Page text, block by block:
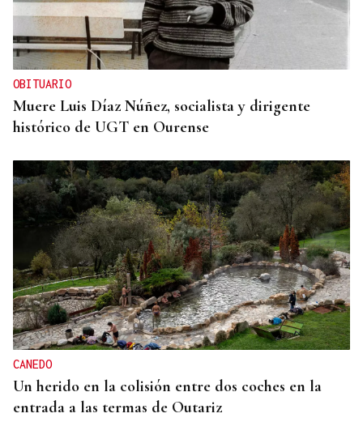
OBITUARIO
Muere Luis Díaz Núñez, socialista y dirigente
histórico de UGT en Ourense
CANEDO
Un herido en la colisión entre dos coches en la
entrada a las termas de Outariz